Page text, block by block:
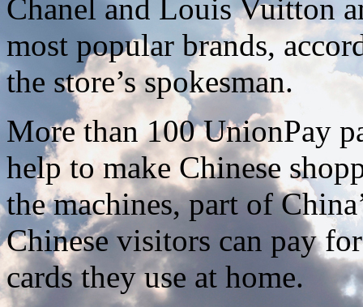
Chanel and Louis Vuitton
most popular brands,
the store’s spokesman.
More than 100 UnionPay
help to make Chinese
the machines, part of
Chinese visitors can pay
cards they use at home.